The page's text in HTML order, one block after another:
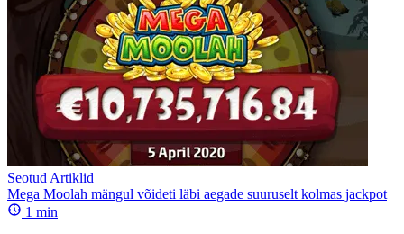
Seotud Artiklid
Mega Moolah mängul võideti läbi aegade suuruselt kolmas jackpot
1 min